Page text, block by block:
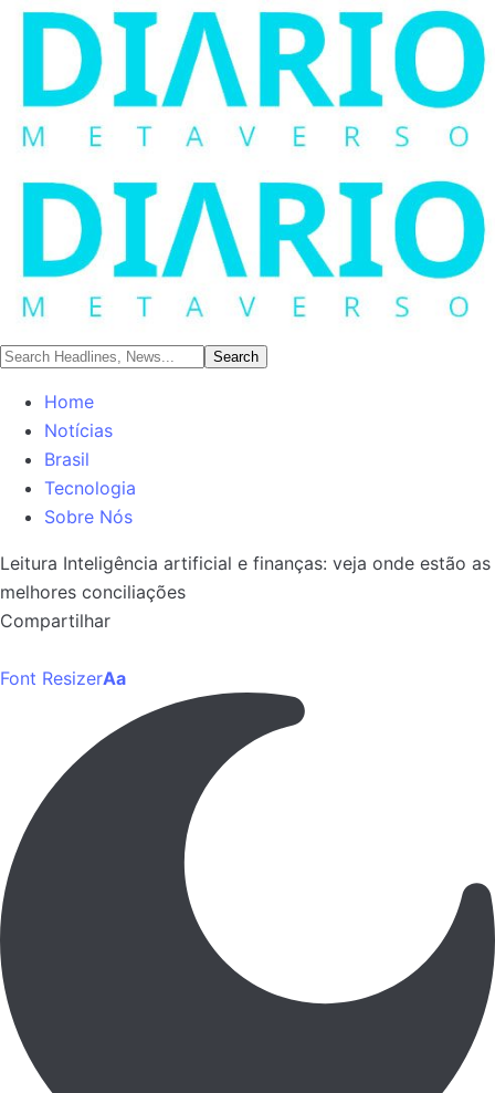
Home
Notícias
Brasil
Tecnologia
Sobre Nós
Leitura Inteligência artificial e finanças: veja onde estão as
melhores conciliações
Compartilhar
Font ResizerAa